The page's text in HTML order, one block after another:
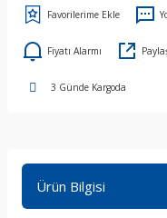
Fiyatı Alarmı
3 Günde Kargoda
Ürün Bilgisi